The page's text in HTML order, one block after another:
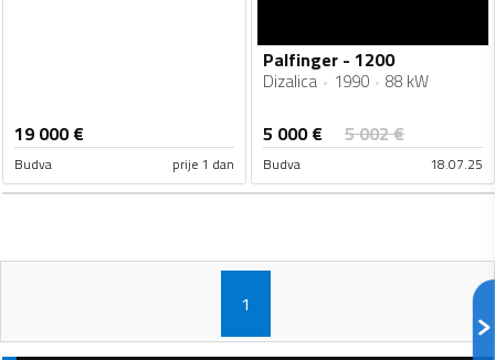
19 000€
Budva prije 1 dan
Palfinger - 1200
Dizalica 1990 88 kW
5 000€ 5 002€
Budva 18.07.25
1